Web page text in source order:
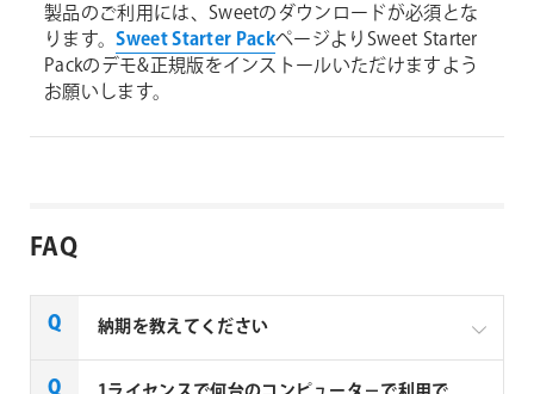
製品のご利用には、Sweetのダウンロードが必須とな
ります。Sweet Starter PackページよりSweet Starter
Packのデモ&正規版をインストールいただけますよう
お願いします。
FAQ
納期を教えてください